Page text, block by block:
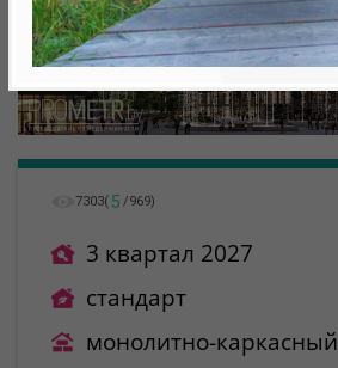
7303( 5 /969)
3 квартал 2027
стандарт
монолитно-каркасный